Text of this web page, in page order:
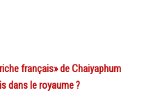
français» de Chaiyaphum
dans le royaume ?